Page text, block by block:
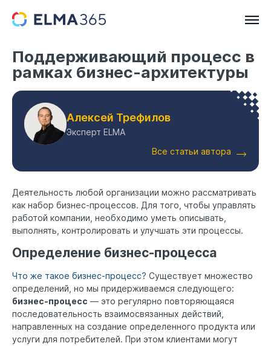
Поддерживающий процесс в
рамках бизнес-архитектуры
Алексей Трефилов
Эксперт ELMA
Все статьи автора
Деятельность любой организации можно рассматривать
как набор бизнес-процессов. Для того, чтобы управлять
работой компании, необходимо уметь описывать,
выполнять, контролировать и улучшать эти процессы.
Определение бизнес-процесса
Что же такое бизнес-процесс? Существует множество
определений, но мы придерживаемся следующего:
бизнес-процесс — это регулярно повторяющаяся
последовательность взаимосвязанных действий,
направленных на создание определенного продукта или
услуги для потребителей. При этом клиентами могут